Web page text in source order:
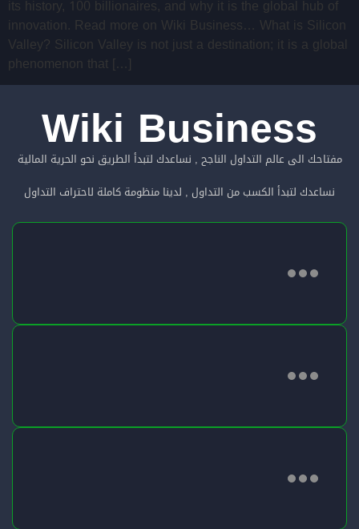
its history, 100 billionaires, and why it is the global hub of
innovation. Read more on Wiki Business… What is Silicon
Valley? Silicon Valley is not just a destination; it is a global
phenomenon that […]
Wiki Business
مفتاحك الى عالم التداول الناجح , نساعدك لتبدأ الطريق نحو الحرية المالية
نساعدك لتبدأ الكسب من التداول , لدينا منظومة كاملة لاحتراف التداول